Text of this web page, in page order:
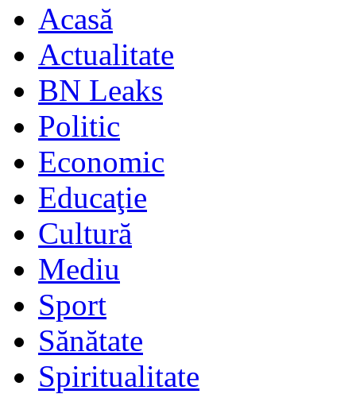
Acasă
Actualitate
BN Leaks
Politic
Economic
Educaţie
Cultură
Mediu
Sport
Sănătate
Spiritualitate